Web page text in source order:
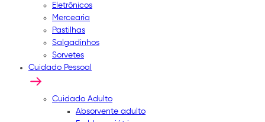
Eletrônicos
Mercearia
Pastilhas
Salgadinhos
Sorvetes
Cuidado Pessoal
Cuidado Adulto
Absorvente adulto